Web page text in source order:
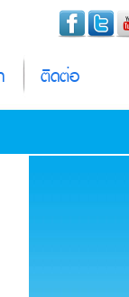
ติดต่อ